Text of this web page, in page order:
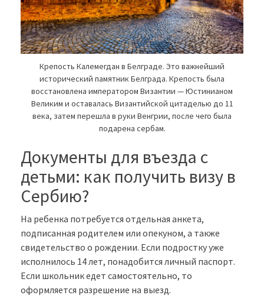
Крепость Калемегдан в Белграде. Это важнейший
исторический памятник Белграда. Крепость была
восстановлена императором Византии — Юстинианом
Великим и оставалась Византийской цитаделью до 11
века, затем перешла в руки Венгрии, после чего была
подарена сербам.
Документы для въезда с
детьми: как получить визу в
Сербию?
На ребенка потребуется отдельная анкета,
подписанная родителем или опекуном, а также
свидетельство о рождении. Если подростку уже
исполнилось 14 лет, понадобится личный паспорт.
Если школьник едет самостоятельно, то
оформляется разрешение на выезд.